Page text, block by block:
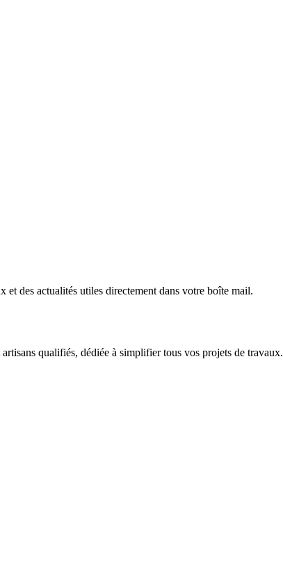
et des actualités utiles directement dans votre boîte mail.
qualifiés, dédiée à simplifier tous vos projets de travaux.